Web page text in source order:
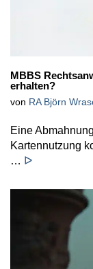
MBBS
erhalten?
von RA Björn
Eine
Kartennutzung
… ᐅ